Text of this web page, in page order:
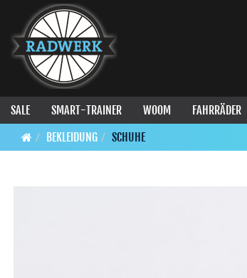
SALE SMART-TRAINER WOOM FAHRRÄDER
BEKLEIDUNG
SCHUHE